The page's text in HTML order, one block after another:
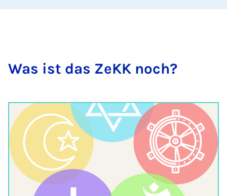
Was ist das ZeKK noch?